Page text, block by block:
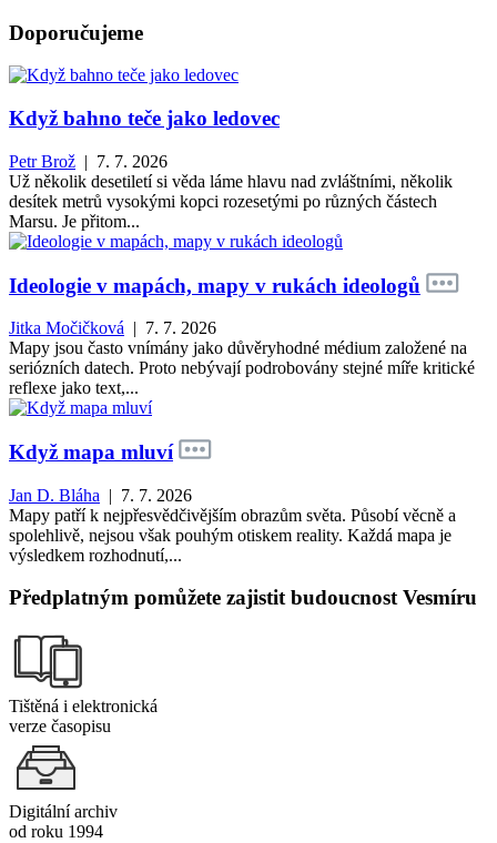
Doporučujeme
Když bahno teče jako ledovec
Petr Brož | 7. 7. 2026
Už několik desetiletí si věda láme hlavu nad zvláštními, několik
desítek metrů vysokými kopci rozesetými po různých částech
Marsu. Je přitom...
Ideologie v mapách, mapy v rukách ideologů
Jitka Močičková | 7. 7. 2026
Mapy jsou často vnímány jako důvěryhodné médium založené na
seriózních datech. Proto nebývají podrobovány stejné míře kritické
reflexe jako text,...
Když mapa mluví
Jan D. Bláha | 7. 7. 2026
Mapy patří k nejpřesvědčivějším obrazům světa. Působí věcně a
spolehlivě, nejsou však pouhým otiskem reality. Každá mapa je
výsledkem rozhodnutí,...
Předplatným pomůžete zajistit budoucnost Vesmíru
Tištěná i elektronická
verze časopisu
Digitální archiv
od roku 1994